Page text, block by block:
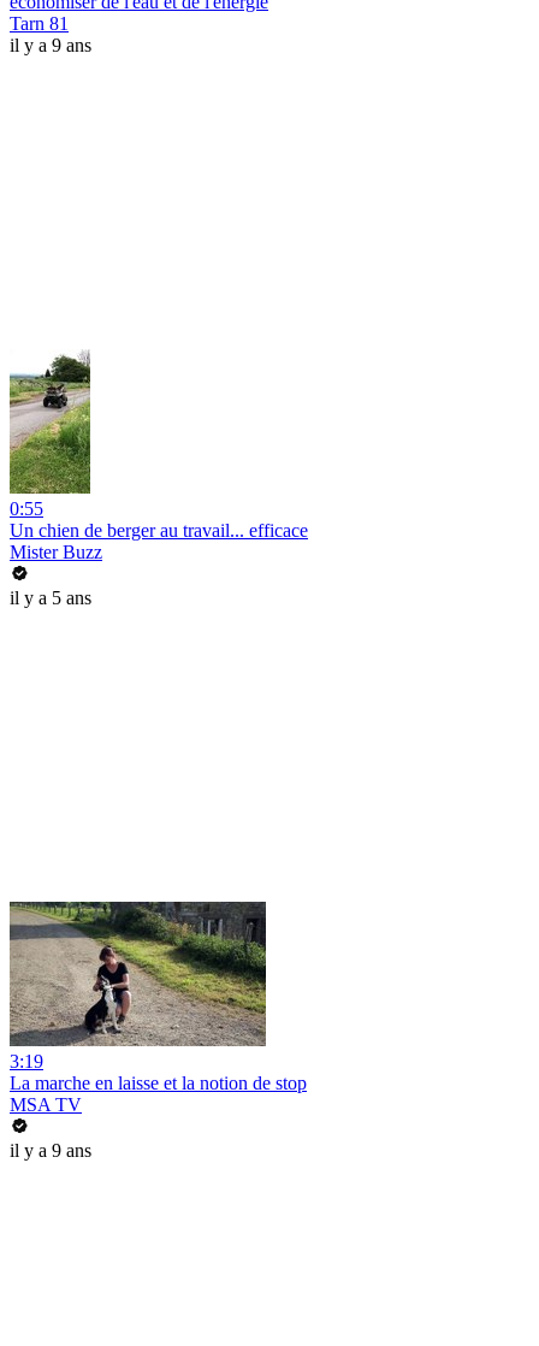
Tarn 81
il y a 9 ans
0:55
Un chien de berger au travail... efficace
Mister Buzz
il y a 5 ans
3:19
La marche en laisse et la notion de stop
MSA TV
il y a 9 ans